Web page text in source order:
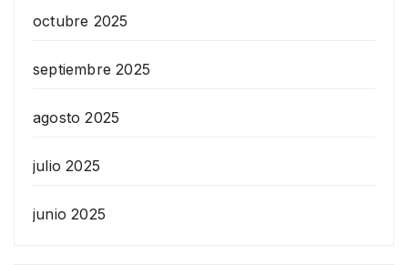
octubre 2025
septiembre 2025
agosto 2025
julio 2025
junio 2025